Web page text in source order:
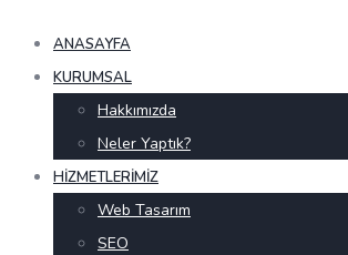
ANASAYFA
KURUMSAL
Hakkımızda
Neler Yaptık?
HIZMETLERIMIZ
Web Tasarım
SEO